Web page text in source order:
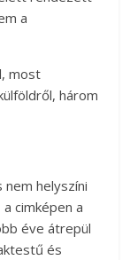
a
most
három
nem helyszíni
cimképen a
éve átrepül
és